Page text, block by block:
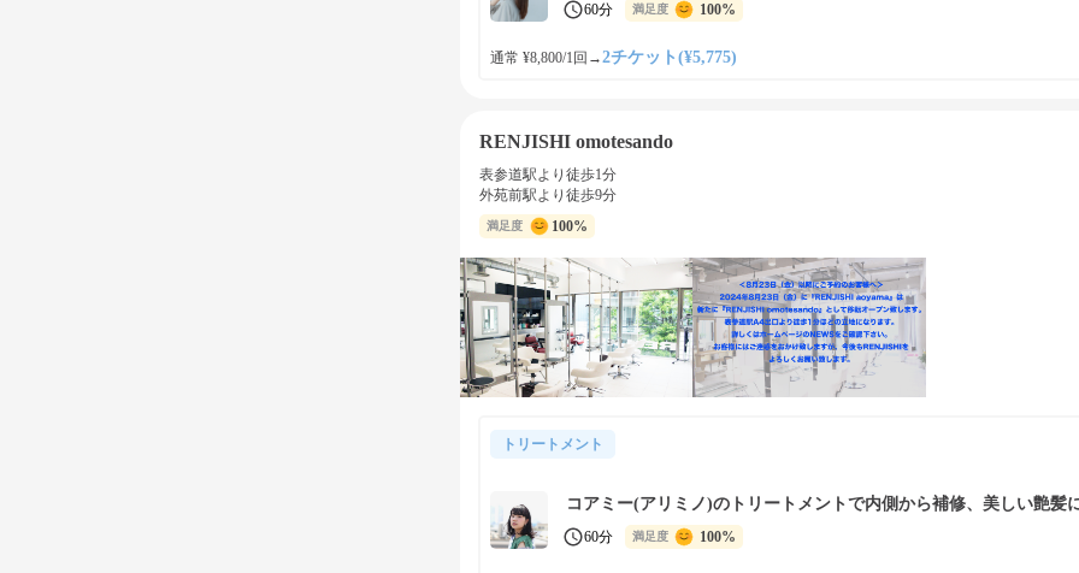
60分 満足度 100%
通常 ¥8,800/1回 →2チケット(¥5,775)
RENJISHI omotesando
表参道駅より徒歩1分
外苑前駅より徒歩9分
満足度 100%
トリートメント
コアミー(アリミノ)のトリートメントで内側から補修、美しい艶髪
60分 満足度 100%